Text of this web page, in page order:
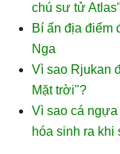
chú sư tử
Bí ẩn địa điểm
Nga
Vì sao Rjukan
Mặt trời"?
Vì sao cá
hóa sinh ra khi